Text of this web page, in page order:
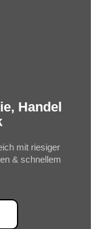
Handel
mit riesiger
& schnellem